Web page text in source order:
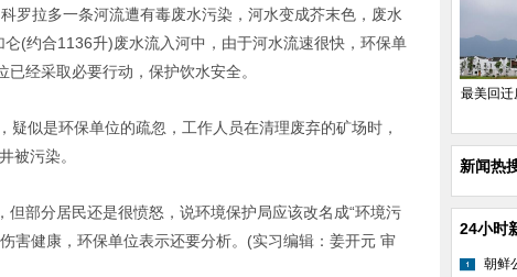
拉多一条河流遭有毒废水污染，河水变成芥末色，废水
(约合1136升)废水流入河中，由于河水流速很快，环保单
经采取必要行动，保护饮水安全。
是环保单位的疏忽，工作人员在清理废弃的矿场时，
被污染。
分居民还是很愤怒，说环境保护局应该改名成“环境污
害健康，环保单位表示还要分析。(实习编辑：姜开元 审
最美回迁
新闻热
24小时
朝鲜